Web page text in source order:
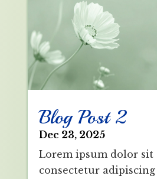
Blog Post 2
Dec 23, 2025
Lorem ipsum dolor sit
consectetur